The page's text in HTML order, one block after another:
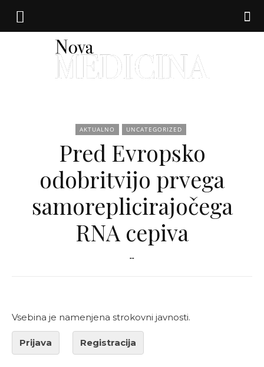
medicina
AKTUALNO UNCATEGORIZED
Pred Evropsko
odobritvijo prvega
samoreplicirajočega
RNA cepiva
--
Vsebina je namenjena strokovni javnosti.
Prijava Registracija